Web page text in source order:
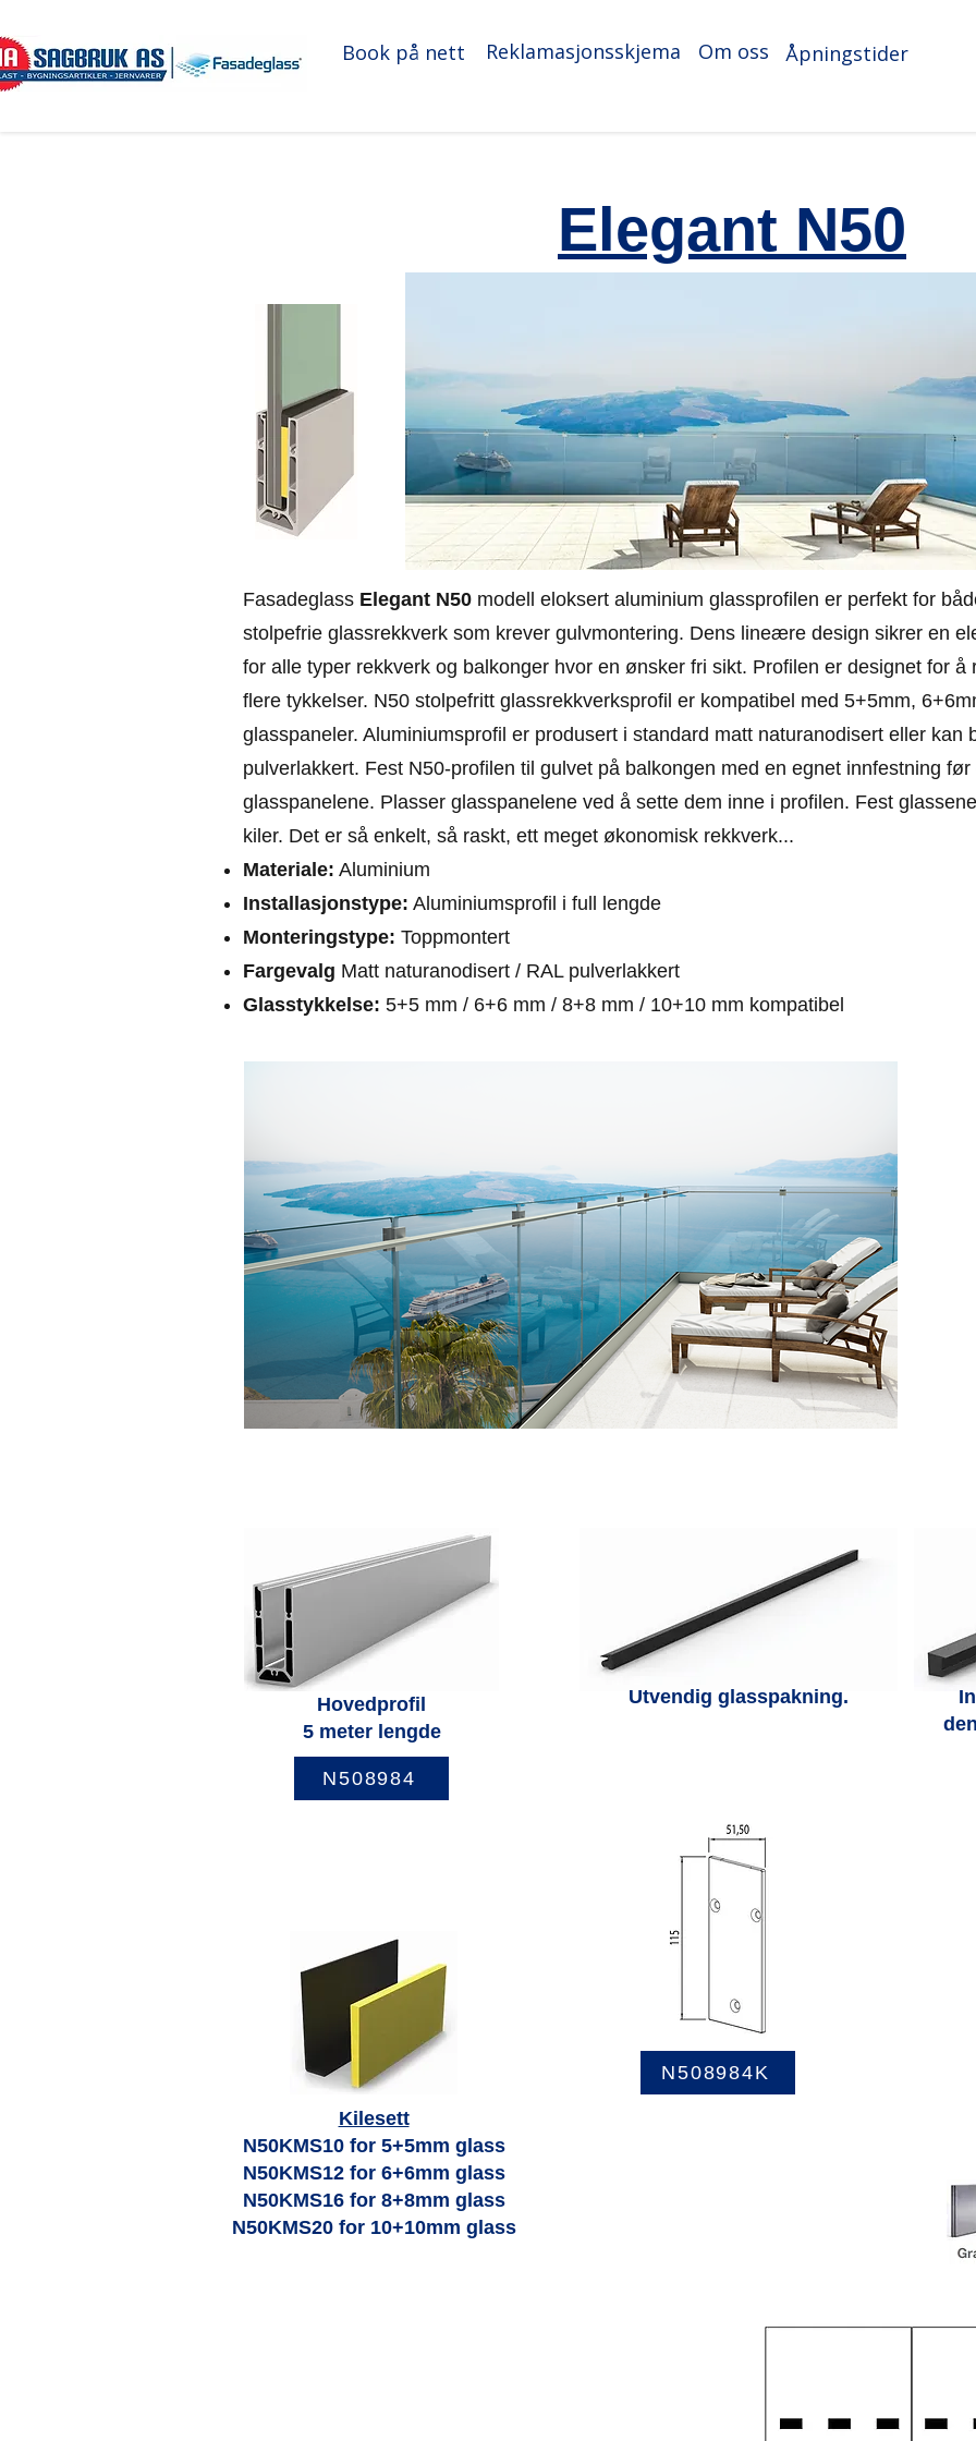
Book på nett Reklamasjonsskjema Om oss Åpningstider
Elegant N50
Fasadeglass Elegant N50 modell eloksert aluminium glassprofilen er perfekt for
stolpefrie glassrekkverk som krever gulvmontering. Dens lineære design sikrer en
for alle typer rekkverk og balkonger hvor en ønsker fri sikt. Profilen er designet for å
flere tykkelser. N50 stolpefritt glassrekkverksprofil er kompatibel med 5+5mm,
glasspaneler. Aluminiumsprofil er produsert i standard matt naturanodisert eller kan
pulverlakkert. Fest N50-profilen til gulvet på balkongen med en egnet innfestning før
glasspanelene. Plasser glasspanelene ved å sette dem inne i profilen. Fest
kiler. Det er så enkelt, så raskt, ett meget økonomisk rekkverk...
Materiale: Aluminium
Installasjonstype: Aluminiumsprofil i full lengde
Monteringstype: Toppmontert
Fargevalg Matt naturanodisert / RAL pulverlakkert
Glasstykkelse: 5+5 mm / 6+6 mm / 8+8 mm / 10+10 mm kompatibel
Hovedprofil
5 meter lengde
Utvendig glasspakning.
N508984
N508984K
Kilesett
N50KMS10 for 5+5mm glass
N50KMS12 for 6+6mm glass
N50KMS16 for 8+8mm glass
N50KMS20 for 10+10mm glass